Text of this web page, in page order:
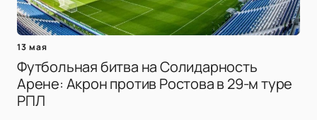
13 мая
Футбольная битва на Солидарность
Арене: Акрон против Ростова в 29-м туре
РПЛ